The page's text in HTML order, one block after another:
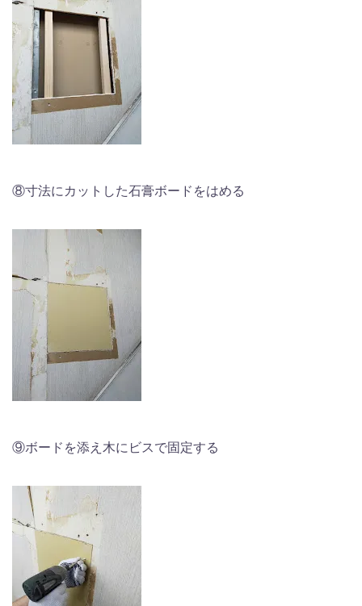
⑧寸法にカットした石膏ボードをはめる
⑨ボードを添え木にビスで固定する